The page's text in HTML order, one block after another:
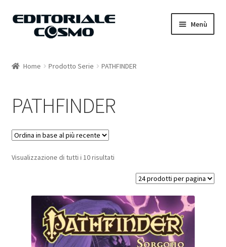
Vai
Vai
Menù
Carrello
Il mio account
Home Prodotto Serie PATHFINDER
PATHFINDER
Visualizzazione di tutti i 10 risultati